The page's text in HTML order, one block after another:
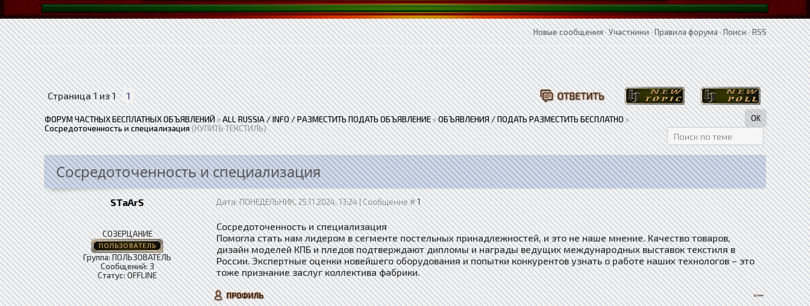
Новые сообщения·Участники·Правила форума·Поиск·RSS
Страница1из1 1
ФОРУМ ЧАСТНЫХ БЕСПЛАТНЫХ ОБЪЯВЛЕНИЙ»ALL RUSSIA / INFO / РАЗМЕСТИТЬ ПОДАТЬ ОБЪЯВЛЕНИЕ»ОБЪЯВЛЕНИЯ / ПОДАТЬ РАЗМЕСТИТЬ БЕСПЛАТНО»
Сосредоточенность и специализация(КУПИТЬ ТЕКСТИЛЬ)
Сосредоточенность и специализация
STaArS Дата: ПОНЕДЕЛЬНИК, 25.11.2024, 13:24 | Сообщение #1
СОЗЕРЦАНИЕ
Группа: ПОЛЬЗОВАТЕЛЬ
Сообщений:3
Статус:OFFLINE
Сосредоточенность и специализация
Помогла стать нам лидером в сегменте постельных принадлежностей, и это не наше мнение. Качество товаров,
дизайн моделей КПБ и пледов подтверждают дипломы и награды ведущих международных выставок текстиля в
России. Экспертные оценки новейшего оборудования и попытки конкурентов узнать о работе наших технологов – это
тоже признание заслуг коллектива фабрики.